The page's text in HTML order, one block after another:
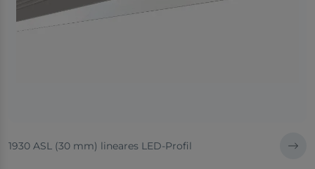
1930 ASL (30 mm) lineares LED-Profil